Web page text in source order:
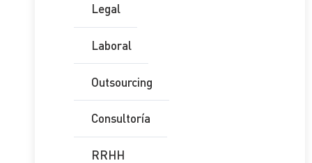
Legal
Laboral
Outsourcing
Consultoría
RRHH